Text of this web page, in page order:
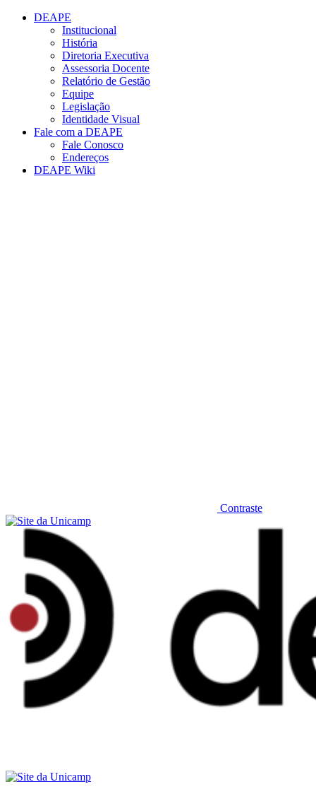
Conteúdo principal
DEAPE
Institucional
História
Diretoria Executiva
Assessoria Docente
Relatório de Gestão
Equipe
Legislação
Identidade Visual
Fale com a DEAPE
Fale Conosco
Endereços
DEAPE Wiki
Contraste